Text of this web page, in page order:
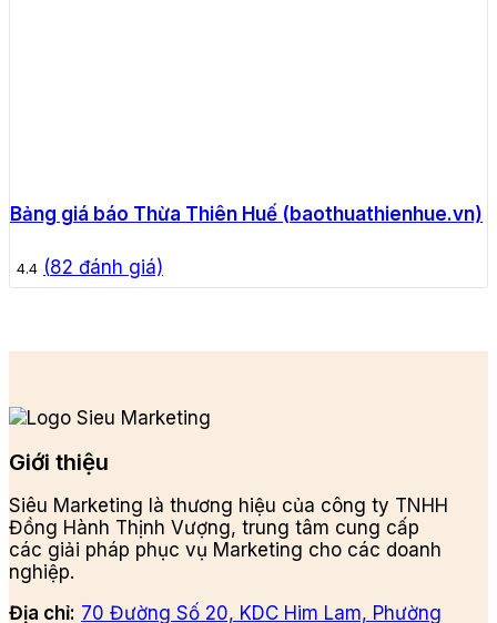
Bảng giá báo Thừa Thiên Huế (baothuathienhue.vn)
4.4 (82 đánh giá)
Giới thiệu
Siêu Marketing là thương hiệu của công ty TNHH
Đồng Hành Thịnh Vượng, trung tâm cung cấp
các giải pháp phục vụ Marketing cho các doanh
nghiệp.
Địa chỉ: 70 Đường Số 20, KDC Him Lam, Phường